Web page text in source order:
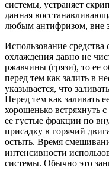
системы, устраняет
данная
любым антифризом, вне
Использование средства
охлаждения давно не
ржавчины (грязи), то ее
перед тем как залить в
указывается, что
Перед тем как заливать
хорошенько встряхнуть
ее густые фракции по
присадку в горячий
остыть. Время
интенсивности
системы. Обычно это